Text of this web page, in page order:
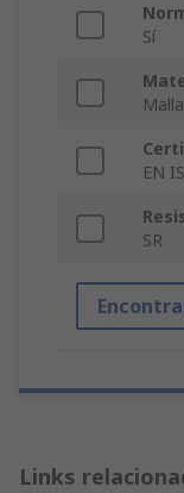
Sí
Malla
EN
SR
Links